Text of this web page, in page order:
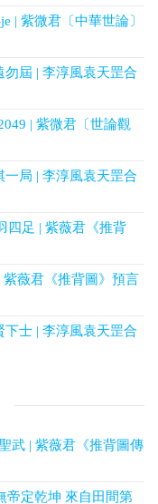
| 紫微君〔中華世論〕
屆 | 李淳風袁天罡合
| 紫微君〔世論觀
局 | 李淳風袁天罡合
四足 | 紫薇君《推背
薇君《推背圖》預言
士 | 李淳風袁天罡合
武 | 紫薇君《推背圖傳
帝定乾坤 來自田間第